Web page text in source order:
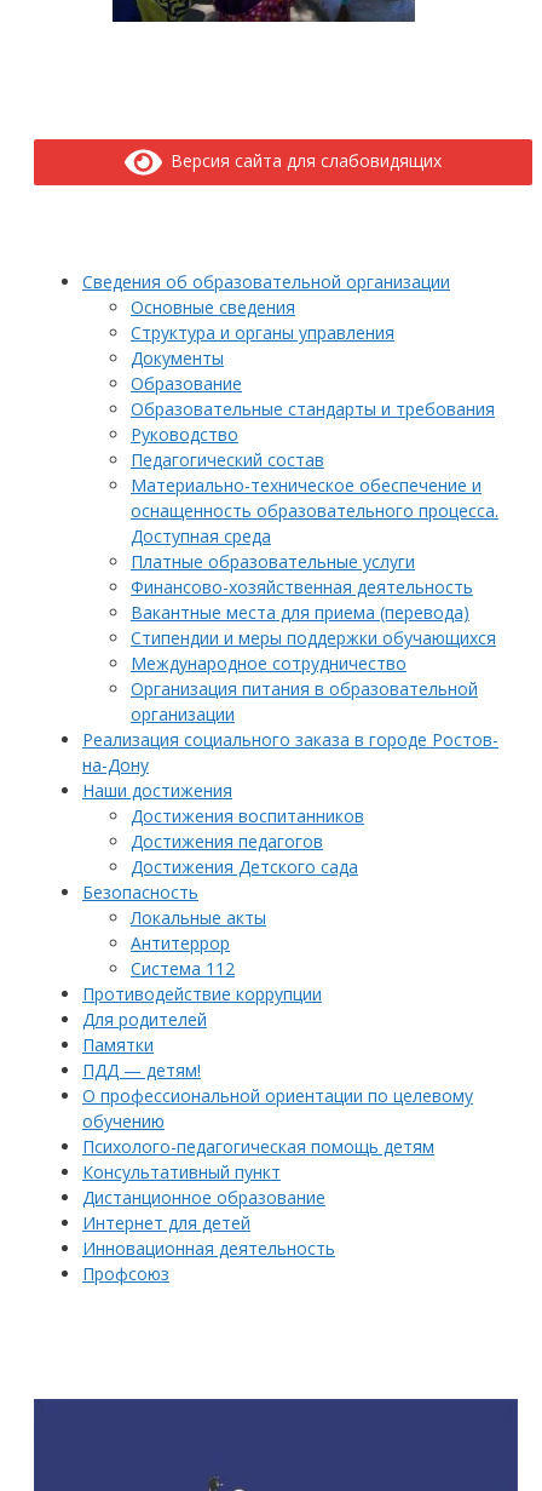
Версия сайта для слабовидящих
Сведения об образовательной организации
Основные сведения
Структура и органы управления
Документы
Образование
Образовательные стандарты и требования
Руководство
Педагогический состав
Материально-техническое обеспечение и
оснащенность образовательного процесса.
Доступная среда
Платные образовательные услуги
Финансово-хозяйственная деятельность
Вакантные места для приема (перевода)
Стипендии и меры поддержки обучающихся
Международное сотрудничество
Организация питания в образовательной
организации
Реализация социального заказа в городе Ростов-
на-Дону
Наши достижения
Достижения воспитанников
Достижения педагогов
Достижения Детского сада
Безопасность
Локальные акты
Антитеррор
Система 112
Противодействие коррупции
Для родителей
Памятки
ПДД — детям!
О профессиональной ориентации по целевому
обучению
Психолого-педагогическая помощь детям
Консультативный пункт
Дистанционное образование
Интернет для детей
Инновационная деятельность
Профсоюз